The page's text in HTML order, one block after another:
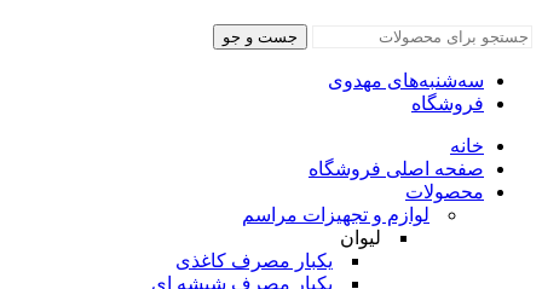
جست و جو
سه‌شنبه‌های مهدوی
فروشگاه
خانه
صفحه اصلی فروشگاه
محصولات
لوازم و تجهیزات مراسم
لیوان
یکبار مصرف کاغذی
یکبار مصرف شیشه ای